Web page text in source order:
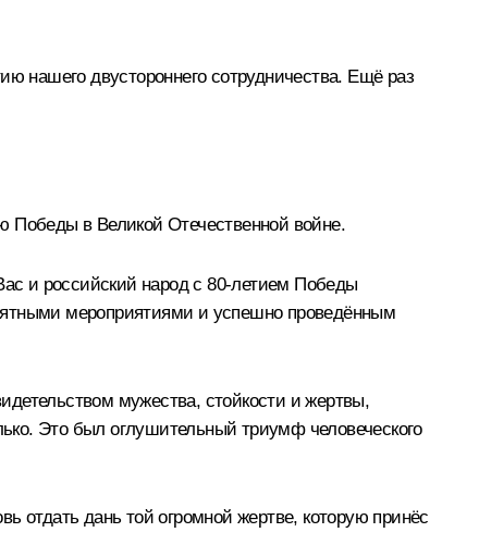
нашего двустороннего сотрудничества. Ещё раз
Победы в Великой Отечественной войне.
и российский народ с 80-летием Победы
мероприятиями и успешно проведённым
мужества, стойкости и жертвы,
Это был оглушительный триумф человеческого
дань той огромной жертве, которую принёс